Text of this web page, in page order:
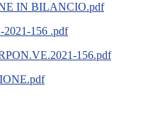
IN BILANCIO.pdf
2021-156 .pdf
156.pdf